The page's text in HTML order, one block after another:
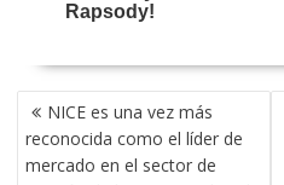
NAVEGACIÓN
DE
ENTRADAS
NICE es una vez más
reconocida como el líder de
mercado en el sector de